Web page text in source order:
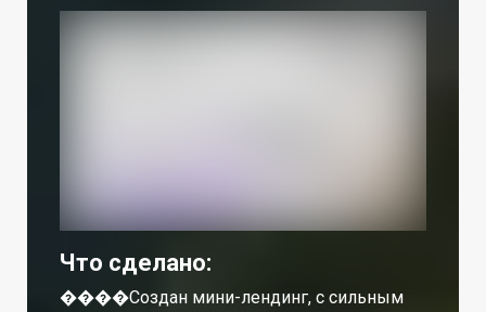
Что сделано:
����Создан мини-лендинг, c сильным